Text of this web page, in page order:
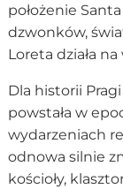
położenie
dzwonków,
Loreta działa
Dla historii
powstała w
wydarzeniach
odnowa silnie
kościoły,